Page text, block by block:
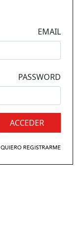
EMAIL
PASSWORD
ACCEDER
QUIERO REGISTRARME